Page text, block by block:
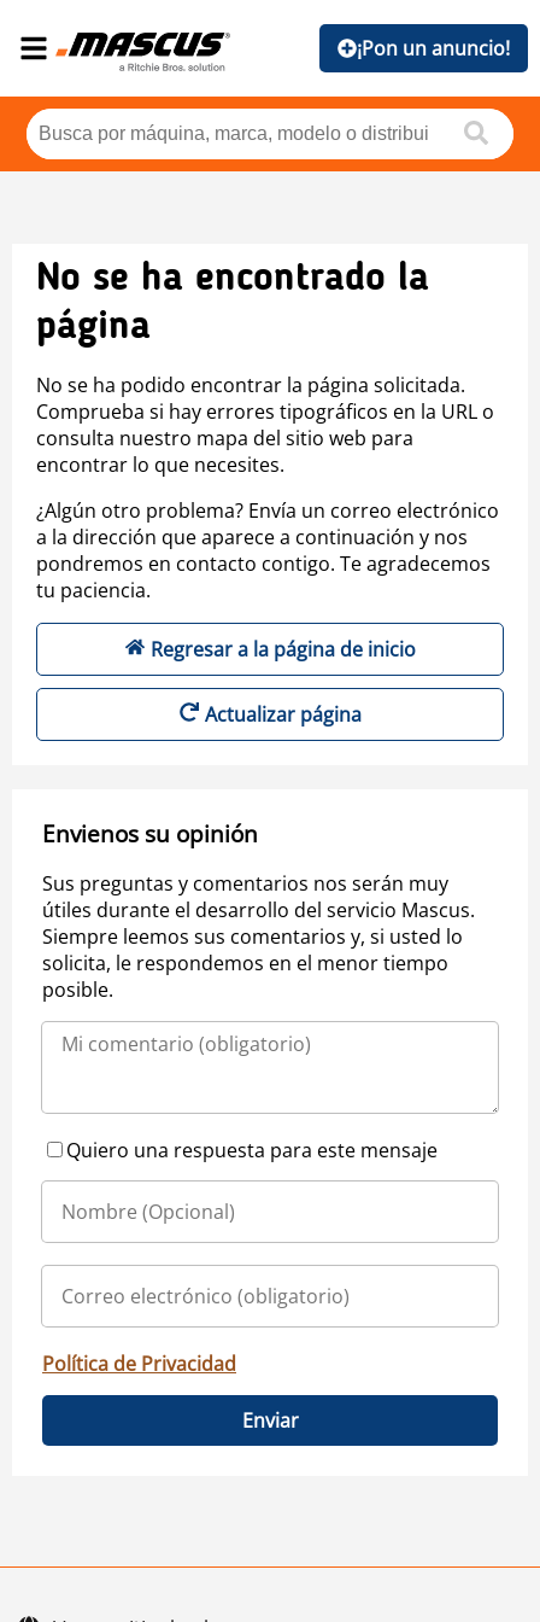
¡Pon un anuncio!
No se ha encontrado la
página
No se ha podido encontrar la página solicitada.
Comprueba si hay errores tipográficos en la URL o
consulta nuestro mapa del sitio web para
encontrar lo que necesites.
¿Algún otro problema? Envía un correo electrónico
a la dirección que aparece a continuación y nos
pondremos en contacto contigo. Te agradecemos
tu paciencia.
Regresar a la página de inicio
Actualizar página
Envienos su opinión
Sus preguntas y comentarios nos serán muy
útiles durante el desarrollo del servicio Mascus.
Siempre leemos sus comentarios y, si usted lo
solicita, le respondemos en el menor tiempo
posible.
Quiero una respuesta para este mensaje
Política de Privacidad
Enviar